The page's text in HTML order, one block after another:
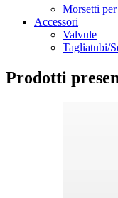
Morsetti
Accessori
Valvule
Tagliatubi/
Prodotti